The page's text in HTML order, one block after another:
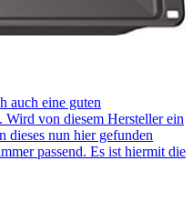
auch eine guten
Wird von diesem Hersteller ein
dieses nun hier gefunden
passend. Es ist hiermit die